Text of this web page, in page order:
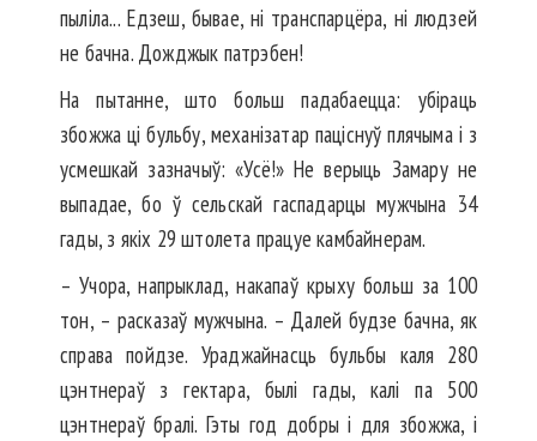
пыліла... Едзеш, бывае, ні транспарцёра, ні людзей
не бачна. Дожджык патрэбен!
На пытанне, што больш падабаецца: убіраць
збожжа ці бульбу, механізатар паціснуў плячыма і з
усмешкай зазначыў: «Усё!» Не верыць Замару не
выпадае, бо ў сельскай гаспадарцы мужчына 34
гады, з якіх 29 штолета працуе камбайнерам.
– Учора, напрыклад, накапаў крыху больш за 100
тон, – расказаў мужчына. – Далей будзе бачна, як
справа пойдзе. Ураджайнасць бульбы каля 280
цэнтнераў з гектара, былі гады, калі па 500
цэнтнераў бралі. Гэты год добры і для збожжа, і